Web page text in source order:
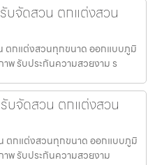
บจัดสวน ตกแต่งสวน
ตกแต่งสวนทุกขนาด ออกแบบภูมิ
พ รับประกันความสวยงาม ร
บจัดสวน ตกแต่งสวน
ตกแต่งสวนทุกขนาด ออกแบบภูมิ
พ รับประกันความสวยงาม